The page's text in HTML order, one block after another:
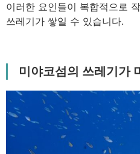
이러한 요인들이 복합적으로
쓰레기가 쌓일 수 있습니다.
미야코섬의 쓰레기가